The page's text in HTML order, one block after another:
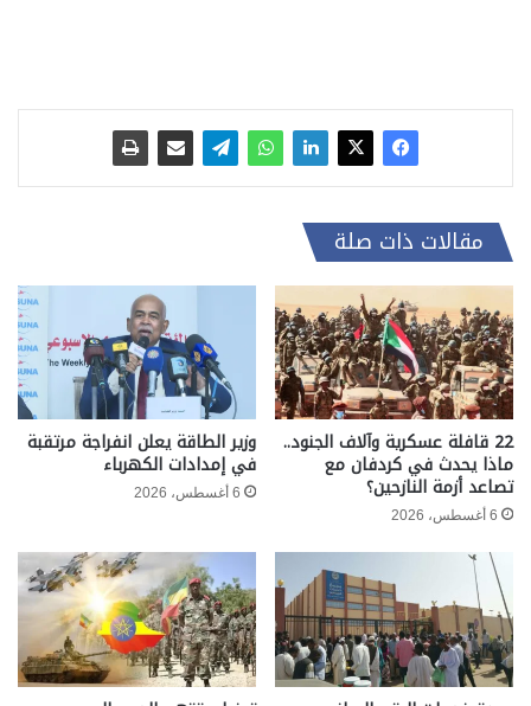
مقالات ذات صلة
22 قافلة عسكرية وآلاف الجنود..
ماذا يحدث في كردفان مع
تصاعد أزمة النازحين؟
6 أغسطس، 2026
وزير الطاقة يعلن انفراجة مرتقبة
في إمدادات الكهرباء
6 أغسطس، 2026